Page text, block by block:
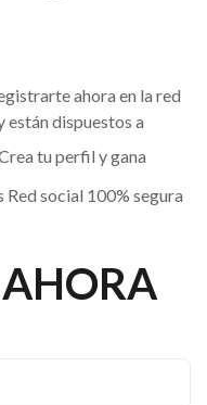
ahora en la red
están dispuestos a
tu perfil y gana
social 100% segura